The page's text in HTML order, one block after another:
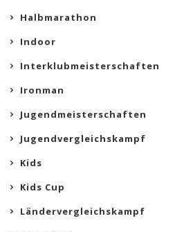
Halbmarathon
Indoor
Interklubmeisterschaften
Ironman
Jugendmeisterschaften
Jugendvergleichskampf
Kids
Kids Cup
Ländervergleichskampf